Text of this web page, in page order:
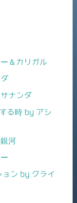
＆カリガル
ナンダ
る時 by アシ
河
ョン by クライ